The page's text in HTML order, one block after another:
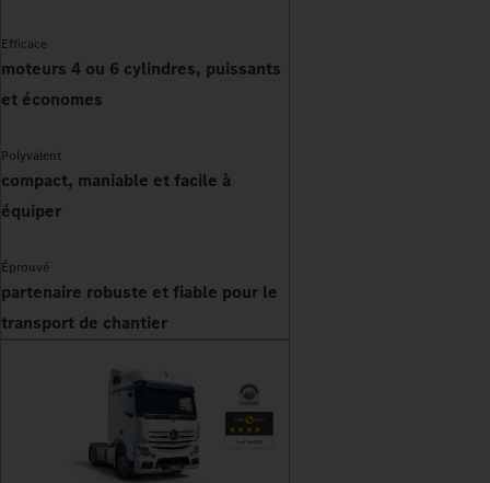
Efficace
moteurs 4 ou 6 cylindres, puissants
et économes
Polyvalent
compact, maniable et facile à
équiper
Éprouvé
partenaire robuste et fiable pour le
transport de chantier